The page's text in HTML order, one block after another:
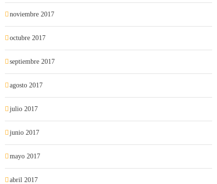
noviembre 2017
octubre 2017
septiembre 2017
agosto 2017
julio 2017
junio 2017
mayo 2017
abril 2017